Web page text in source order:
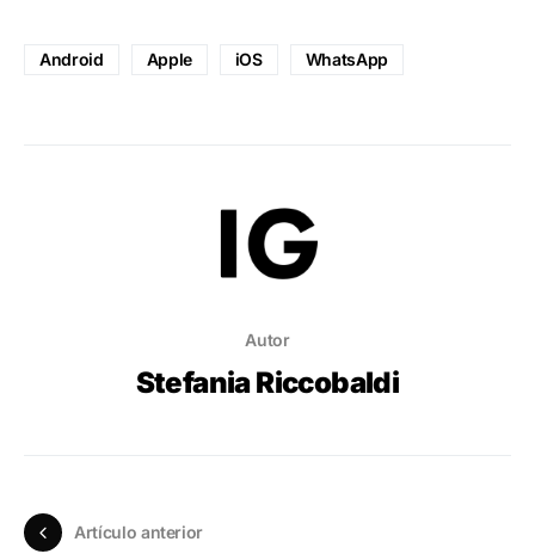
Android Apple iOS WhatsApp
Autor
Stefania Riccobaldi
Artículo anterior